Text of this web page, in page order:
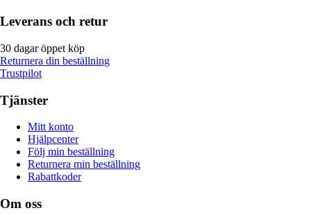
Leverans och retur
30 dagar öppet köp
Returnera din beställning
Trustpilot
Tjänster
Mitt konto
Hjälpcenter
Följ min beställning
Returnera min beställning
Rabattkoder
Om oss